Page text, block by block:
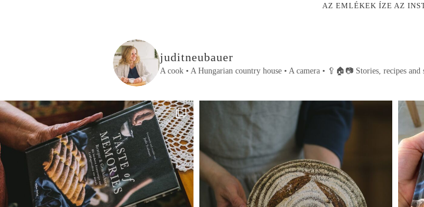
AZ EMLÉKEK ÍZE AZ
juditneubauer
A cook • A Hungarian country house • A camera • 🥄🏠📷Stories, recipes and